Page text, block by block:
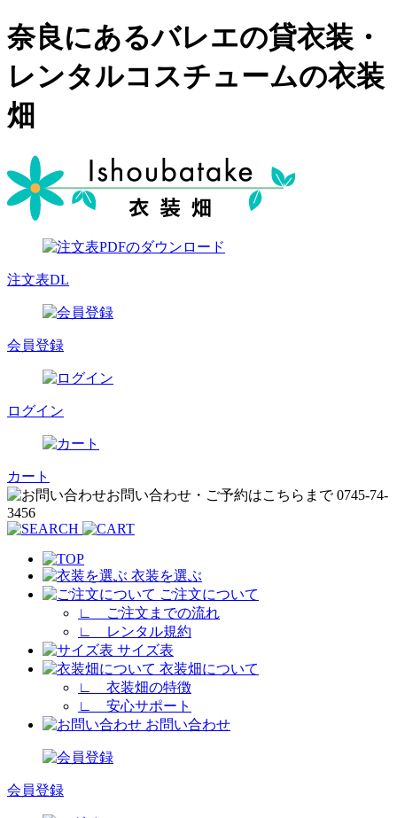
奈良にあるバレエの貸衣装・
レンタルコスチュームの衣装
畑
注文表DL
会員登録
ログイン
カート
衣装を選ぶ
ご注文について
∟
ご注文までの流れ
∟
レンタル規約
サイズ表
衣装畑について
∟ 衣装畑の特徴
∟ 安心サポート
お問い合わせ
会員登録